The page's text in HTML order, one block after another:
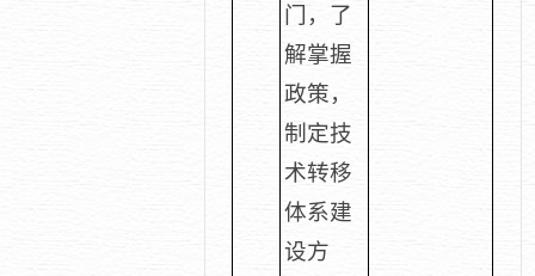
门，了
解掌握
政策，
制定技
术转移
体系建
设方